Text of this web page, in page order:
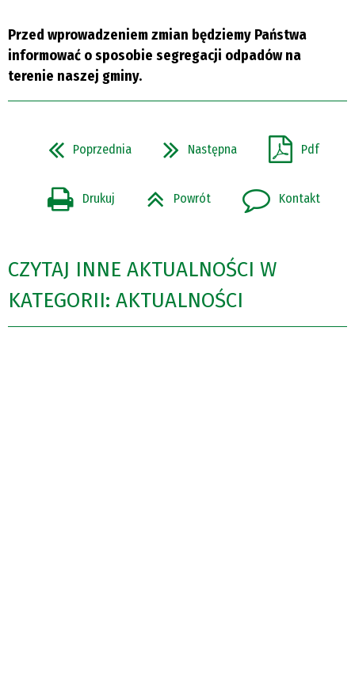
Przed wprowadzeniem zmian będziemy Państwa
informować o sposobie segregacji odpadów na
terenie naszej gminy.
Poprzednia Następna Pdf
Drukuj Powrót Kontakt
CZYTAJ INNE AKTUALNOŚCI W
KATEGORII: AKTUALNOŚCI